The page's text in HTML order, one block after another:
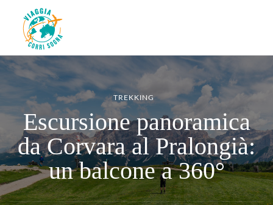
Viaggiacorrisogna – Blog di
viaggi e running
Viaggi zaino in spalla e corse in giro per il mondo
TREKKING
Escursione panoramica
da Corvara al Pralongià:
un balcone a 360°